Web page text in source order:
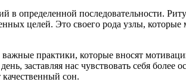
в определенной последовательности.
целей. Это своего рода узлы,
практики, которые вносят
заставляя нас чувствовать себя
сон.